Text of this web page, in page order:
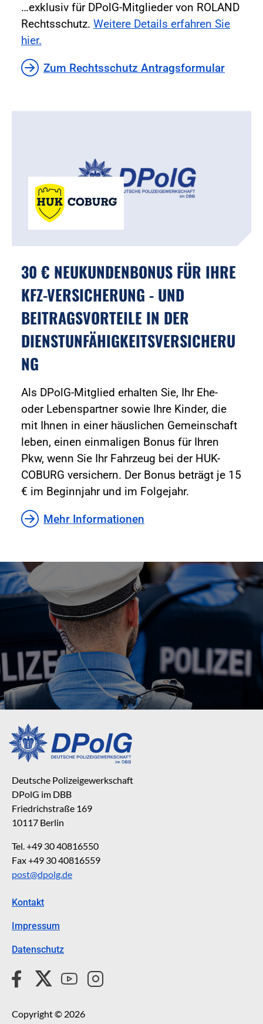
…exklusiv für DPolG-Mitglieder von ROLAND
Rechtsschutz. Weitere Details erfahren Sie
hier.
Zum Rechtsschutz Antragsformular
30 € NEUKUNDENBONUS FÜR IHRE
KFZ-VERSICHERUNG - UND
BEITRAGSVORTEILE IN DER
DIENSTUNFÄHIGKEITSVERSICHERU
NG
Als DPolG-Mitglied erhalten Sie, Ihr Ehe-
oder Lebenspartner sowie Ihre Kinder, die
mit Ihnen in einer häuslichen Gemeinschaft
leben, einen einmaligen Bonus für Ihren
Pkw, wenn Sie Ihr Fahrzeug bei der HUK-
COBURG versichern. Der Bonus beträgt je 15
€ im Beginnjahr und im Folgejahr.
Mehr Informationen
Deutsche Polizeigewerkschaft
DPolG im DBB
Friedrichstraße 169
10117 Berlin
Tel. +49 30 40816550
Fax +49 30 40816559
post@dpolg.de
Kontakt
Impressum
Datenschutz
Copyright © 2026